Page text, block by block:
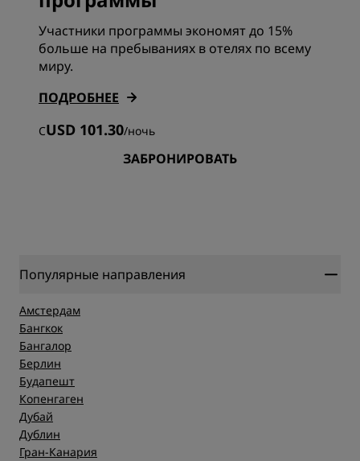
Участники программы экономят до 15%
больше на пребываниях в отелях по всему
миру.
ПОДРОБНЕЕ
СUSD 101.30/ночь
ЗАБРОНИРОВАТЬ
Популярные направления
Амстердам
Бангкок
Бангалор
Берлин
Будапешт
Копенгаген
Дубай
Дублин
Гран-Канария